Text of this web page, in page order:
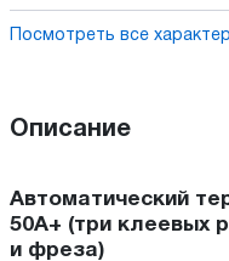
Посмотреть все
Описание
Автоматический
50A+ (три клеевых
и фреза)